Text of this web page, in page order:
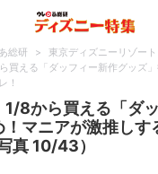
総研 > 東京ディズニーリゾート
買える「ダッフィー新作グッズ
！
1/8から買える「ダ
！マニアが激推しす
真 10/43）